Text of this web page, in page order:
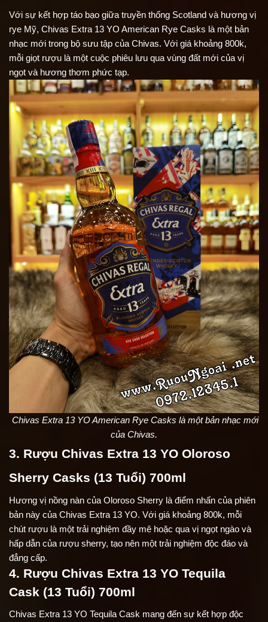
Với sự kết hợp táo bạo giữa truyền thống Scotland và hương vị
rye Mỹ, Chivas Extra 13 YO American Rye Casks là một bản
nhạc mới trong bộ sưu tập của Chivas. Với giá khoảng 800k,
mỗi giọt rượu là một cuộc phiêu lưu qua vùng đất mới của vị
ngọt và hương thơm phức tạp.
Chivas Extra 13 YO American Rye Casks là một bản nhạc mới
của Chivas.
3. Rượu Chivas Extra 13 YO Oloroso
Sherry Casks (13 Tuổi) 700ml
Hương vị nồng nàn của Oloroso Sherry là điểm nhấn của phiên
bản này của Chivas Extra 13 YO. Với giá khoảng 800k, mỗi
chút rượu là một trải nghiệm đầy mê hoặc qua vị ngọt ngào và
hấp dẫn của rượu sherry, tạo nên một trải nghiệm độc đáo và
đẳng cấp.
4. Rượu Chivas Extra 13 YO Tequila
Cask (13 Tuổi) 700ml
Chivas Extra 13 YO Tequila Cask mang đến sự kết hợp độc